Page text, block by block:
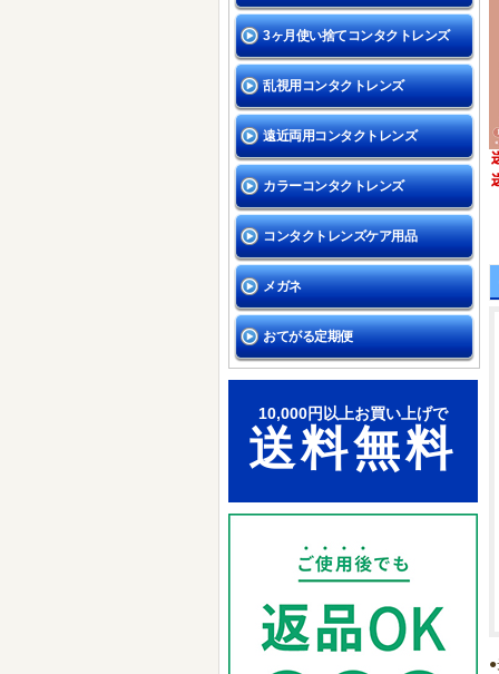
3ヶ月使い捨てコンタクトレンズ
乱視用コンタクトレンズ
遠近両用コンタクトレンズ
カラーコンタクトレンズ
コンタクトレンズケア用品
メガネ
おてがる定期便
10,000円以上お買い上げで
送料無料